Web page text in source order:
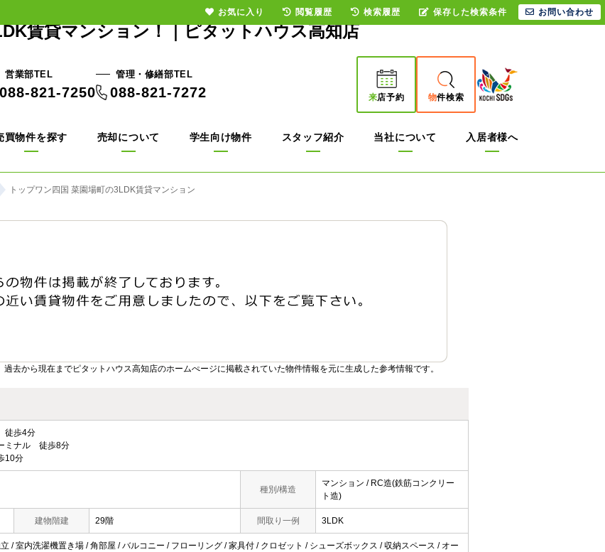
賃貸マンション！｜ピタットハウス高知店
営業部TEL
088-821-7250
管理・修繕部TEL
088-821-7272 来店予約 物件検索
買物件を探す 売却について 学生向け物件 スタッフ紹介 当社について 入居者様へ
トップワン四国 菜園場町の3LDK賃貸マンション
去から現在までピタットハウス高知店のホームぺージに掲載されていた物件情報を元に生成した参考情報です。
徒歩4分
ミナル 徒歩8分
10分
種別/構造
マンション / RC造(鉄筋コンクリー
ト造)
建物階建 29階 間取り一例 3LDK
/ 室内洗濯機置き場 / 角部屋 / バルコニー / フローリング / 家具付 / クロゼット / シューズボックス / 収納スペース / オー
お気に入り 閲覧履歴 検索履歴 保存した検索条件 お問い合わせ